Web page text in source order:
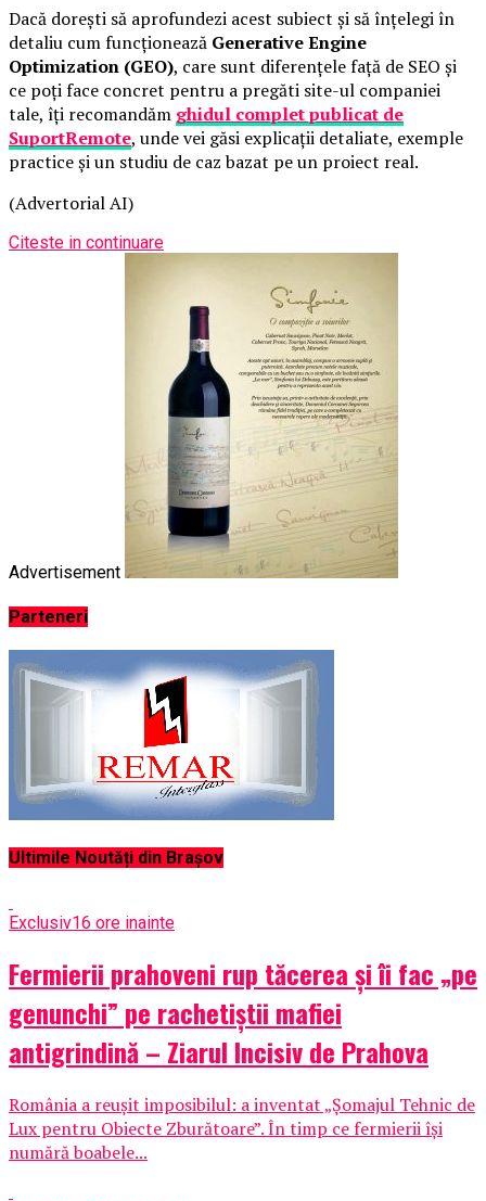
Dacă dorești să aprofundezi acest subiect și să înțelegi în
detaliu cum funcționează Generative Engine
Optimization (GEO), care sunt diferențele față de SEO și
ce poți face concret pentru a pregăti site-ul companiei
tale, îți recomandăm ghidul complet publicat de
SuportRemote, unde vei găsi explicații detaliate, exemple
practice și un studiu de caz bazat pe un proiect real.
(Advertorial AI)
Citeste in continuare
Advertisement
Parteneri
Ultimile Noutăți din Brașov
Exclusiv16 ore inainte
Fermierii prahoveni rup tăcerea și îi fac „pe
genunchi” pe rachetiștii mafiei
antigrindină – Ziarul Incisiv de Prahova
România a reușit imposibilul: a inventat „Șomajul Tehnic de
Lux pentru Obiecte Zburătoare”. În timp ce fermierii își
numără boabele...